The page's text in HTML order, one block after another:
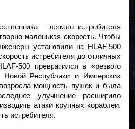
– легкого истребителя
маленькая скорость. Чтобы
установили на HLAF-500
истребителя до отличных
500 превратился в «резвого
Новой Республики и Имперских
мощность пушек и была
улучшение расширило
атаки крупных кораблей.
истребителя.